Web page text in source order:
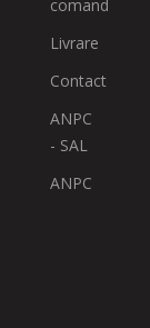
comand
Livrare
Contact
ANPC
- SAL
ANPC